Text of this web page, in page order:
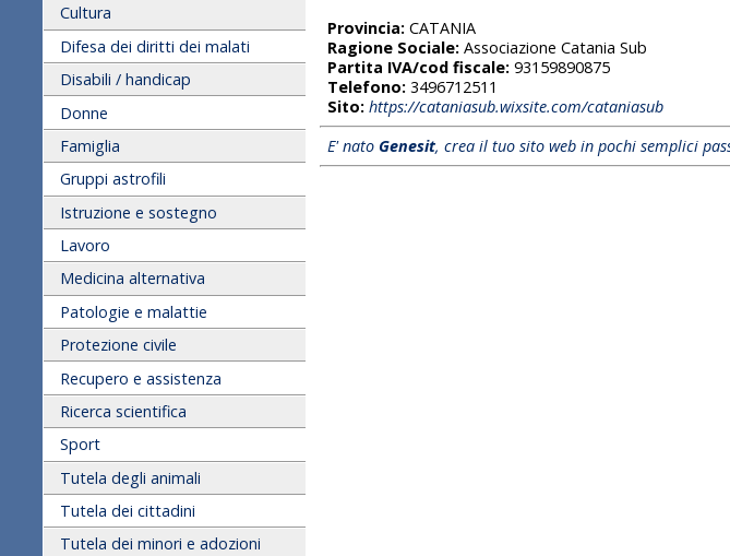
Cultura
Difesa dei diritti dei malati
Disabili / handicap
Donne
Famiglia
Gruppi astrofili
Istruzione e sostegno
Lavoro
Medicina alternativa
Patologie e malattie
Protezione civile
Recupero e assistenza
Ricerca scientifica
Sport
Tutela degli animali
Tutela dei cittadini
Tutela dei minori e adozioni
Provincia: CATANIA
Ragione Sociale: Associazione Catania Sub
Partita IVA/cod fiscale: 93159890875
Telefono: 3496712511
Sito: https://cataniasub.wixsite.com/cataniasub
E' nato Genesit, crea il tuo sito web in pochi semplici